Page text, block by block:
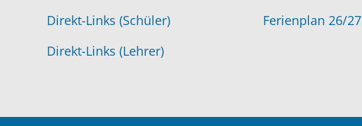
Direkt-Links (Schüler)
Direkt-Links (Lehrer)
Ferienplan 26/27